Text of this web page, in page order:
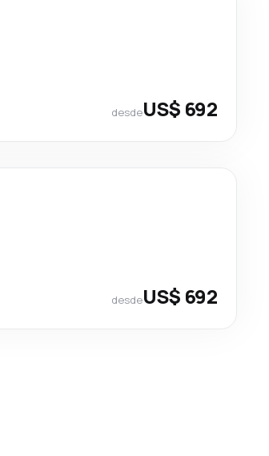
desdeUS$ 692
desdeUS$ 692